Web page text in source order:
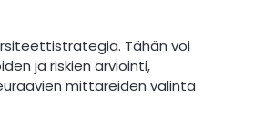
Tähän voi
ja riskien arviointi,
mittareiden valinta